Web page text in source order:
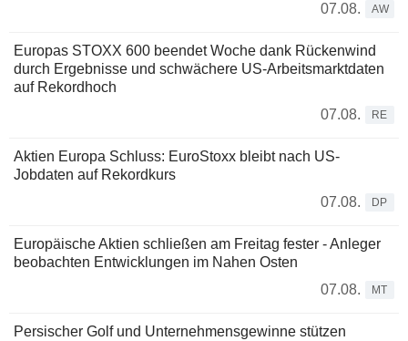
07.08.
AW
Europas STOXX 600 beendet Woche dank Rückenwind
durch Ergebnisse und schwächere US-Arbeitsmarktdaten
auf Rekordhoch
07.08.
RE
Aktien Europa Schluss: EuroStoxx bleibt nach US-
Jobdaten auf Rekordkurs
07.08.
DP
Europäische Aktien schließen am Freitag fester - Anleger
beobachten Entwicklungen im Nahen Osten
07.08.
MT
Persischer Golf und Unternehmensgewinne stützen